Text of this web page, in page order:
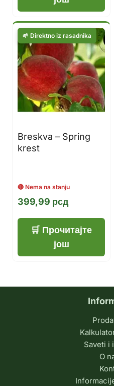
Breskva – Spring
krest
399,99 рсд
Прочитајте
још
Saveti i
O